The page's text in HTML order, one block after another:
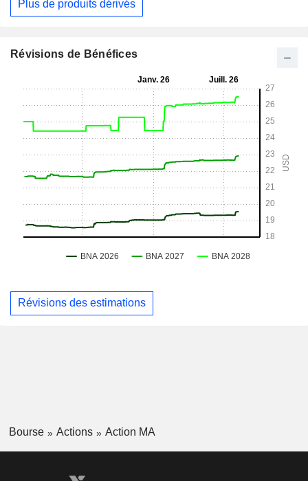
Plus de produits dérivés
Révisions de Bénéfices
Révisions des estimations
Bourse Actions Action MA